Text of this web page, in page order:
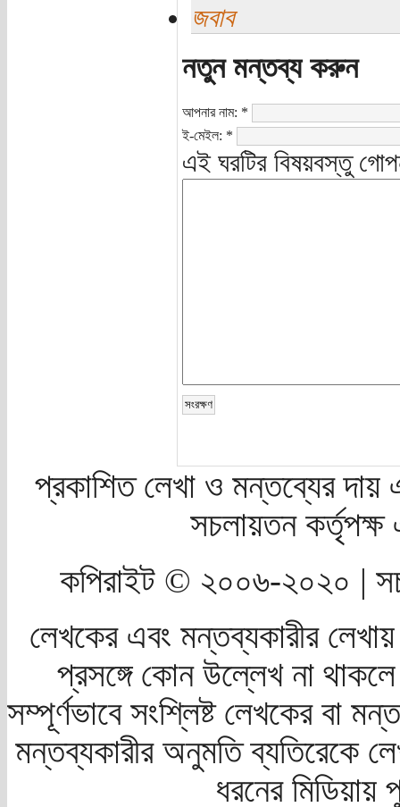
জবাব
নতুন মন্তব্য করুন
আপনার নাম: *
ই-মেইল: *
এই ঘরটির বিষয়বস্তু
প্রকাশিত লেখা ও মন্তব্যের দায়
সচলায়তন
কপিরাইট © ২০০৬-২০২০ |
লেখকের এবং মন্তব্যকারীর
প্রসঙ্গে কোন উল্লেখ না
সম্পূর্ণভাবে সংশ্লিষ্ট লেখকের বা
মন্তব্যকারীর অনুমতি ব্যতিরেকে
ধরনের মিডিয়ায়